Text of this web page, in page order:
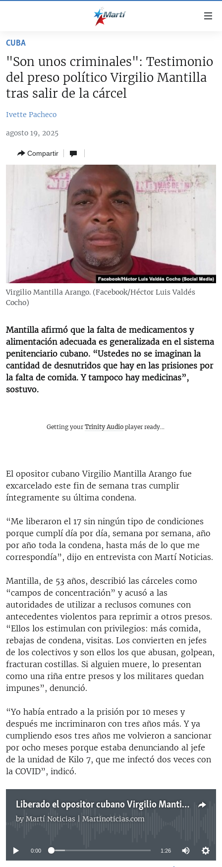
accesibilidad
contenido
principal
navegación
principal
CUBA
SOBRE CUBA
ESTADOS UNIDOS
DEPORTES
ARTE Y ENTRETENIMIENTO
AUDIOVISUALES MARTÍ
RADIO MARTÍ
ESPECIALES
LA REALIDAD DE LA VIVIENDA EN CUBA
SER VIEJO EN CUBA
LOS SANTOS DE HIALEAH
DESINFORMACIÓN RUSA EN AMÉRICA LATINA
LA INVASIÓN DE RUSIA A UCRANIA
MULTIMEDIA
EDITORIALES
CUBA
"Son unos criminales": Testimonio
del preso político Virgilio Mantilla
tras salir de la cárcel
Ivette Pacheco
agosto 19, 2025
Compartir
Virgilio Mantilla Arango. (Facebook/Héctor Luis Valdés
Cocho)
Mantilla afirmó que la falta de medicamentos y
alimentación adecuada es generalizada en el sistema
penitenciario cubano. “Ustedes no se imaginan la
cantidad de desnutridos que hay en las prisiones por
la falta de comida. Y tampoco hay medicinas”,
sostuvo.
Getting yourTrinity Audio player ready...
El opositor cubano Virgilio Mantilla Arango fue
excarcelado este fin de semana tras cumplir
íntegramente su última condena.
“Me liberaron el 17 sin ningún tipo de condiciones
porque cumplí día por día, semana por semana, año
por año toda la condena, hasta más de lo que me
correspondía”, dijo en entrevista con Martí Noticias.
Mantilla, de 53 años, describió las cárceles como
“campos de concentración” y acusó a las
autoridades de utilizar a reclusos comunes con
antecedentes violentos para reprimir a otros presos.
“Ellos los estimulan con privilegios: más comida,
rebajas de condena, visitas. Los convierten en jefes
de los colectivos y son ellos los que abusan, golpean,
fracturan costillas. Si alguien muere, lo presentan
como una riña entre presos y los militares quedan
impunes”, denunció.
“Yo había entrado a la prisión por 10 meses y
después me incriminaron con tres años más. Y ya
cumpliendo esos tres años me volvieron a sancionar
por ocho meses porque estaba denunciando al jefe
de la unidad de Kilo 7, que me infectó dos veces con
la COVID”, indicó.
Liberado el opositor cubano Virgilio Mantilla
by Martí Noticias | Martinoticias.com
No media source currently available
0:00 1:26